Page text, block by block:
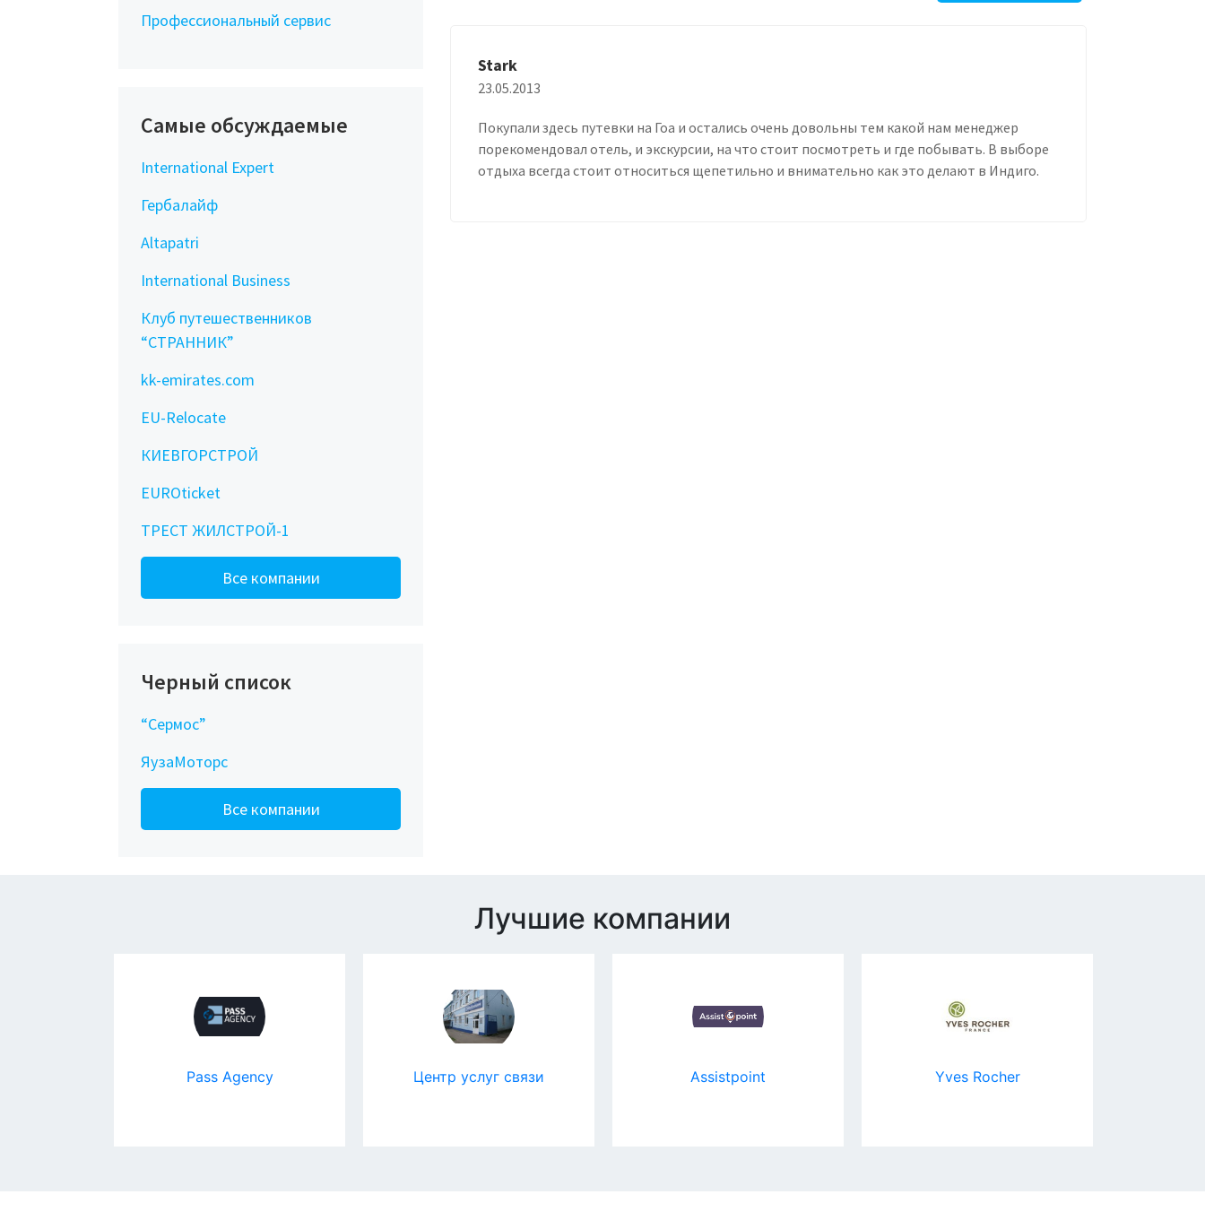
Stark
23.05.2013
Покупали здесь путевки на Гоа и остались очень довольны тем какой нам менеджер
порекомендовал отель, и экскурсии, на что стоит посмотреть и где побывать. В выборе
отдыха всегда стоит относиться щепетильно и внимательно как это делают в Индиго.
Профессиональный сервис
Самые обсуждаемые
International Expert
Гербалайф
Altapatri
International Business
Клуб путешественников
“СТРАННИК”
kk-emirates.com
EU-Relocate
КИЕВГОРСТРОЙ
EUROticket
ТРЕСТ ЖИЛСТРОЙ-1
Все компании
Черный список
“Сермос”
ЯузаМоторс
Все компании
Лучшие компании
Pass Agency Центр услуг связи Assistpoint Yves Rocher